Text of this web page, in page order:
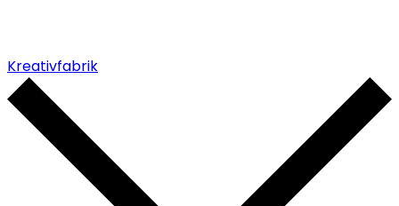
Kreativfabrik